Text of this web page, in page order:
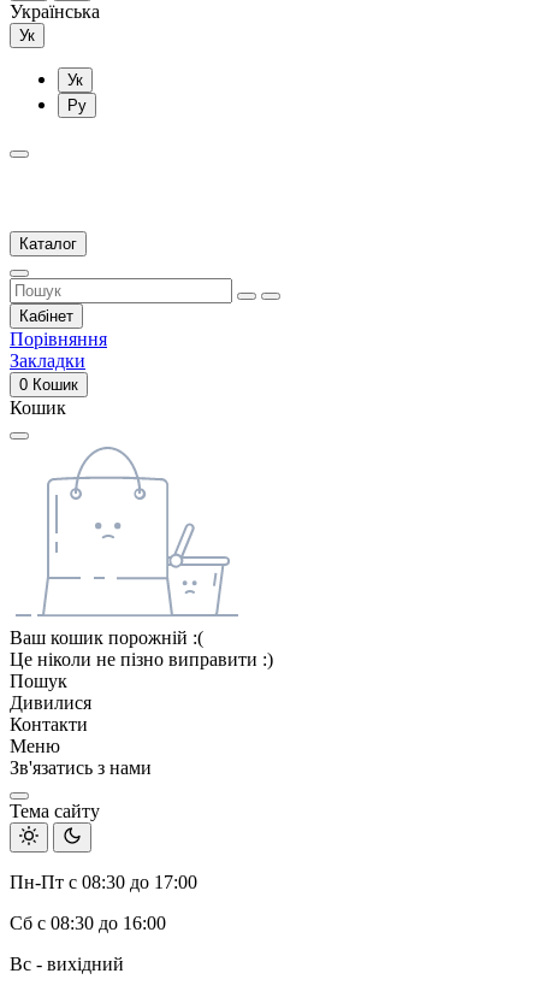
Українська
Ук
Ук
Ру
Каталог
Кабінет
Порівняння
Закладки
0 Кошик
Кошик
Ваш кошик порожній :(
Це ніколи не пізно виправити :)
Пошук
Дивилися
Контакти
Меню
Зв'язатись з нами
Тема сайту
Пн-Пт с 08:30 до 17:00
Сб с 08:30 до 16:00
Вс - вихідний